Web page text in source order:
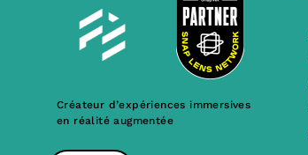
Créateur d’expériences immersives
en réalité augmentée